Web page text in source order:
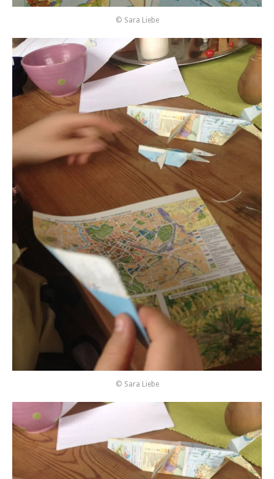
© Sara Liebe
© Sara Liebe